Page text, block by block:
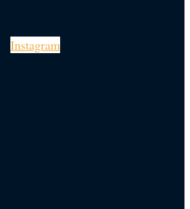
Instagram